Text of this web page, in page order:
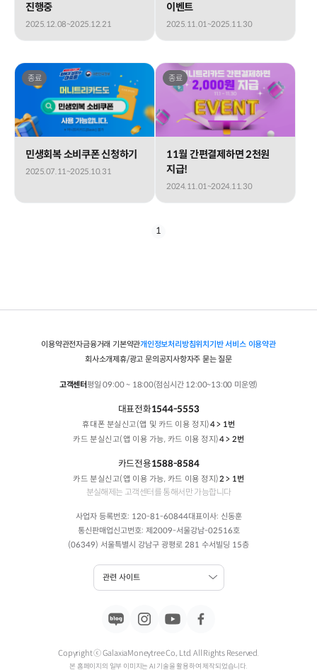
진행중
2025.12.08~2025.12.21
이벤트
2025.11.01~2025.11.30
종료
민생회복 소비쿠폰 신청하기
2025.07.11~2025.10.31
종료
11월 간편결제하면 2천원
지급!
2024.11.01~2024.11.30
1
이용약관전자금융거래 기본약관개인정보처리방침위치기반 서비스 이용약관
회사소개제휴/광고 문의공지사항자주 묻는 질문
고객센터평일 09:00 ~ 18:00(점심시간 12:00~13:00 미운영)
대표전화1544-5553
휴대폰 분실신고(앱 및 카드 이용 정지)4 > 1번
카드 분실신고(앱 이용 가능, 카드 이용 정지)4 > 2번
카드전용1588-8584
카드 분실신고(앱 이용 가능, 카드 이용 정지)2 > 1번
분실해제는 고객센터를 통해서만 가능합니다
사업자 등록번호: 120-81-60844대표이사: 신동훈
통신판매업신고번호: 제2009-서울강남-02516호
(06349) 서울특별시 강남구 광평로 281 수서빌딩 15층
관련 사이트
Copyright ⓒ GalaxiaMoneytree Co., Ltd. All Rights Reserved.
본 홈페이지의 일부 이미지는 AI 기술을 활용하여 제작되었습니다.